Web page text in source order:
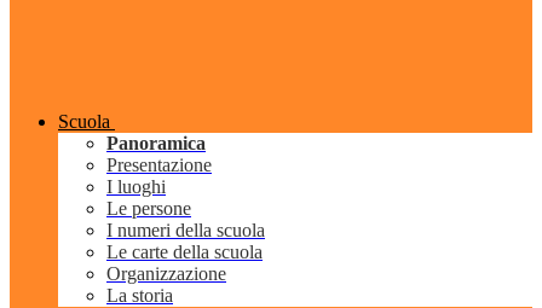
Scuola
Panoramica
Presentazione
I luoghi
Le persone
I numeri della scuola
Le carte della scuola
Organizzazione
La storia